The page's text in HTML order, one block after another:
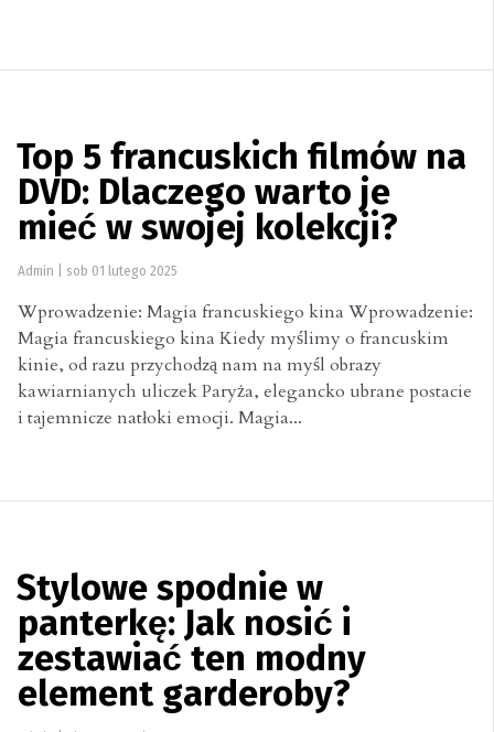
Top 5 francuskich filmów na
DVD: Dlaczego warto je
mieć w swojej kolekcji?
Admin sob 01 lutego 2025
Wprowadzenie: Magia francuskiego kina Wprowadzenie:
Magia francuskiego kina Kiedy myślimy o francuskim
kinie, od razu przychodzą nam na myśl obrazy
kawiarnianych uliczek Paryża, elegancko ubrane postacie
i tajemnicze natłoki emocji. Magia...
Stylowe spodnie w
panterkę: Jak nosić i
zestawiać ten modny
element garderoby?